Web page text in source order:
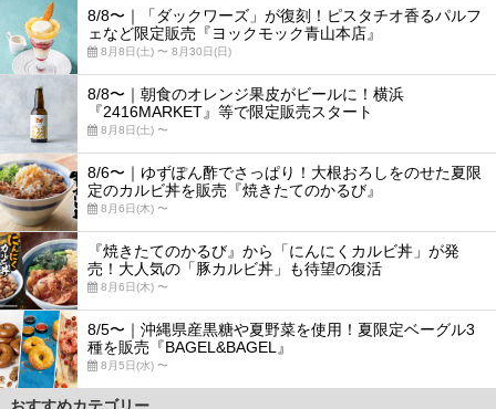
8/8〜｜「ダックワーズ」が復刻！ピスタチオ香るパルフ
ェなど限定販売『ヨックモック青山本店』
8月8日(土) 〜 8月30日(日)
8/8〜｜朝食のオレンジ果皮がビールに！横浜
『2416MARKET』等で限定販売スタート
8月8日(土) 〜
8/6〜｜ゆずぽん酢でさっぱり！大根おろしをのせた夏限
定のカルビ丼を販売『焼きたてのかるび』
8月6日(木) 〜
『焼きたてのかるび』から「にんにくカルビ丼」が発
売！大人気の「豚カルビ丼」も待望の復活
8月6日(木) 〜
8/5〜｜沖縄県産黒糖や夏野菜を使用！夏限定ベーグル3
種を販売『BAGEL&BAGEL』
8月5日(水) 〜
おすすめカテゴリー